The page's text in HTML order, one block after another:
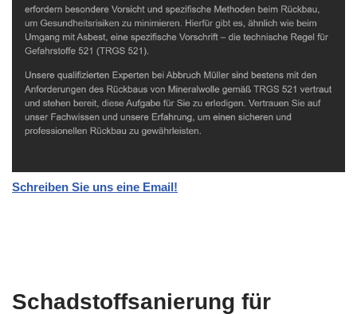
Schreiben Sie uns eine Email!
Schadstoffsanierung für